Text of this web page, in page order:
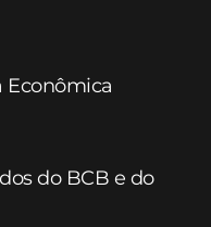
Econômica
do BCB e do